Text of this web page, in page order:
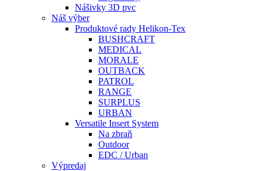
Nášivky 3D pvc
Náš výber
Produktové rady Helikon-Tex
BUSHCRAFT
MEDICAL
MORALE
OUTBACK
PATROL
RANGE
SURPLUS
URBAN
Versatile Insert System
Na zbraň
Outdoor
EDC / Urban
Výpredaj